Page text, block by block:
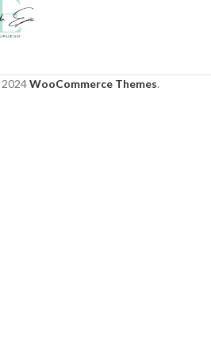
2024WooCommerce Themes.